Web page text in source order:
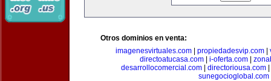
Otros dominios en venta:
imagenesvirtuales.com| propiedadesvip.com|
directoatucasa.com| i-oferta.com|
desarrollocomercial.com
directoriousa.com
sunegocioglobal.com